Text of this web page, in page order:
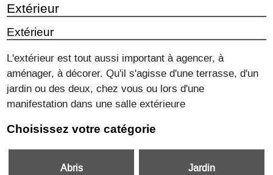
Extérieur
Extérieur
L'extérieur est tout aussi important à agencer, à
aménager, à décorer. Qu'il s'agisse d'une terrasse, d'un
jardin ou des deux, chez vous ou lors d'une
manifestation dans une salle extérieure
Choisissez votre catégorie
Abris Jardin